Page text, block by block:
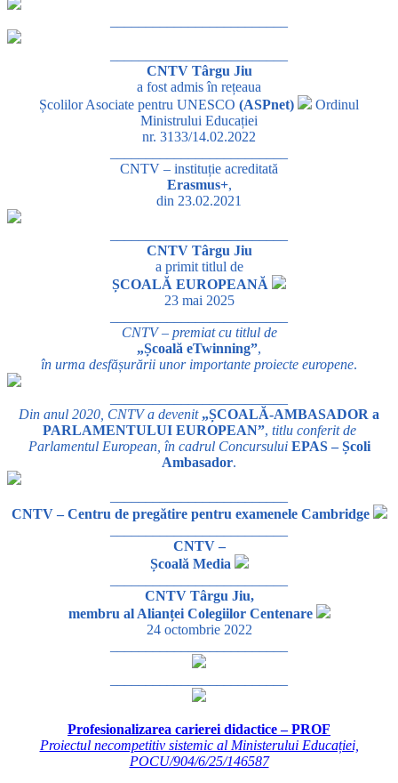
CNTV Târgu Jiu
a fost admis în rețeaua
Școlilor Asociate pentru UNESCO (ASPnet)
Ordinul
Ministrului Educației
nr. 3133/14.02.2022
CNTV – instituție acreditată
Erasmus+,
din 23.02.2021
CNTV Târgu Jiu
a primit titlul de
ȘCOALĂ EUROPEANĂ
23 mai 2025
CNTV – premiat cu titlul de
„Școală eTwinning”,
în urma desfășurării unor importante proiecte europene.
Din anul 2020, CNTV a devenit „ȘCOALĂ-AMBASADOR a
PARLAMENTULUI EUROPEAN”, titlu conferit de
Parlamentul European, în cadrul Concursului EPAS – Școli
Ambasador.
CNTV – Centru de pregătire pentru examenele Cambridge
CNTV –
Școală Media
CNTV Târgu Jiu,
membru al Alianței Colegiilor Centenare
24 octombrie 2022
Profesionalizarea carierei didactice – PROF
Proiectul necompetitiv sistemic al Ministerului Educației,
POCU/904/6/25/146587